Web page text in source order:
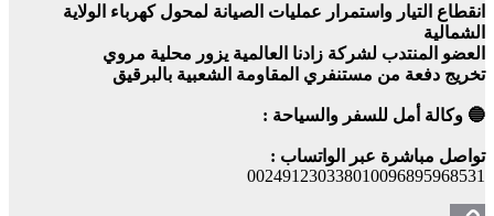
انقطاع التيار واستمرار عمليات الصيانة لمحول كهرباء الولاية
الشمالية
العضو المنتدب لشركة زادنا العالمية يزور محلية مروي
تخريج دفعة من مستنفري المقاومة الشعبية بالبرقيق
🔵 وكالة أمل للسفر والسياحة :
تواصل مباشرة عبر الواتساب :
002491230338010096895968531